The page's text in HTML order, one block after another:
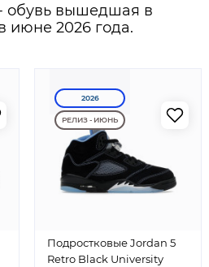
вышедшая в
июне 2026 года.
2026
РЕЛИЗ - ИЮНЬ
Подростковые Jordan 5
Retro Black University